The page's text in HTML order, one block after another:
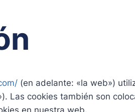
(en adelante: «la web»)
Las cookies también son